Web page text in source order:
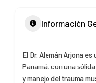
Información
El Dr. Alemán Arjona
Panamá, con una
y manejo del trauma